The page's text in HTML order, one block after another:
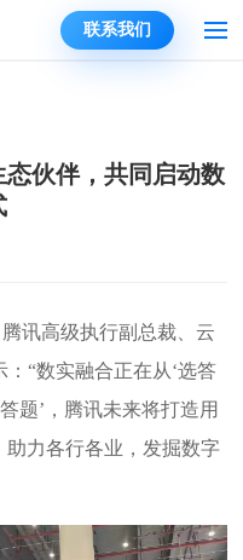
联系我们
伙伴，共同启动数
讯高级执行副总裁、云
“数实融合正在从‘选答
题’，腾讯未来将打造用
助力各行各业，发掘数字